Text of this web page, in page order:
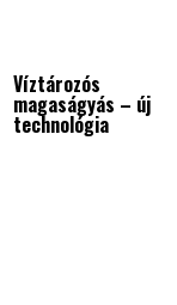
Víztározós
magaságyás – új
technológia